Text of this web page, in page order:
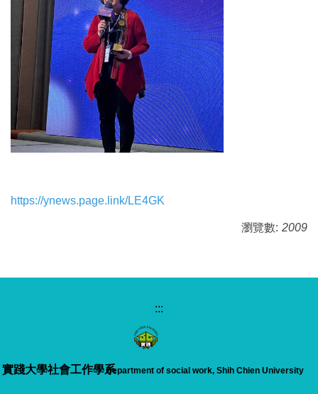
https://ynews.page.link/LE4GK
瀏覽數: 2009
:::
實踐大學社會工作學系Department of social work, Shih Chien University